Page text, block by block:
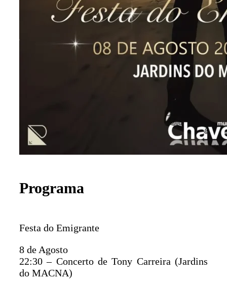
Programa
Festa do Emigrante
8 de Agosto
22:30 – Concerto de Tony Carreira (Jardins
do MACNA)